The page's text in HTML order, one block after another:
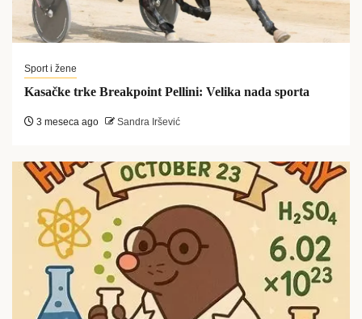
Sport i žene
Kasačke trke Breakpoint Pellini: Velika nada sporta
3 meseca ago Sandra Iršević